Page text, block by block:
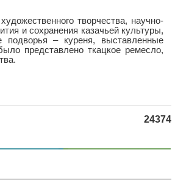
творчества, научно-
и сохранения казачьей культуры,
– куреня, выставленные
представлено ткацкое ремесло,
24374